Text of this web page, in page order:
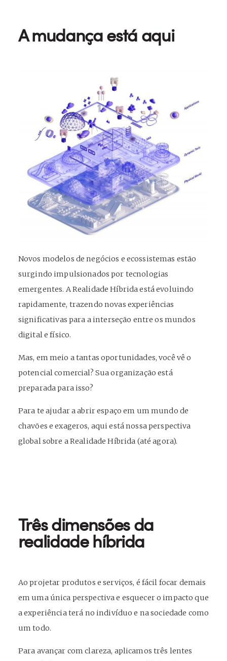
A mudança está aqui
Novos modelos de negócios e ecossistemas estão
surgindo impulsionados por tecnologias
emergentes. A Realidade Híbrida está evoluindo
rapidamente, trazendo novas experiências
significativas para a interseção entre os mundos
digital e físico.
Mas, em meio a tantas oportunidades, você vê o
potencial comercial? Sua organização está
preparada para isso?
Para te ajudar a abrir espaço em um mundo de
chavões e exageros, aqui está nossa perspectiva
global sobre a Realidade Híbrida (até agora).
Três dimensões da
realidade híbrida
Ao projetar produtos e serviços, é fácil focar demais
em uma única perspectiva e esquecer o impacto que
a experiência terá no indivíduo e na sociedade como
um todo.
Para avançar com clareza, aplicamos três lentes